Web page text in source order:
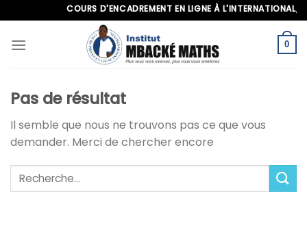
to
content
COURS D'ENCADREMENT EN LIGNE À L'INTERNATIONAL,
0
Pas de résultat
Il semble que nous ne trouvons pas ce que vous
demander. Merci de chercher encore